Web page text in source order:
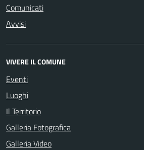
Comunicati
Avvisi
VIVERE IL COMUNE
Eventi
Luoghi
Il Territorio
Galleria Fotografica
Galleria Video